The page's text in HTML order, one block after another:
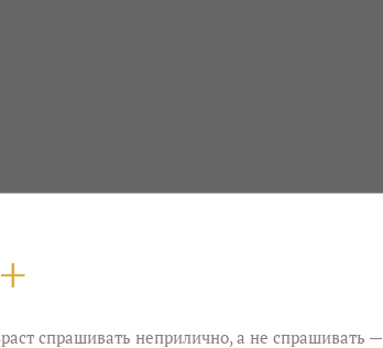
спрашивать неприлично, а не спрашивать —